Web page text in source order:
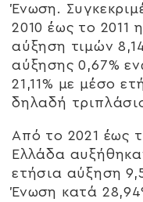
Ένωση.
2010 έως το 2011
αύξηση τιμών
αύξησης 0,67%
21,11% με μέσο
δηλαδή
Από το 2021 έως
Ελλάδα
ετήσια αύξηση
Ένωση κατά